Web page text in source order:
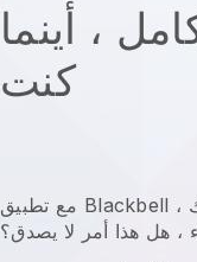
، أينما
كنت
Blackbell ،
، هل هذا أمر لا يصدق؟